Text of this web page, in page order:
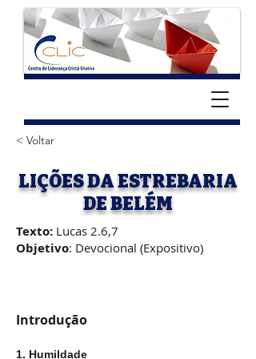
< Voltar
LIÇÕES DA ESTREBARIA
DE BELÉM
Texto: Lucas 2.6,7
Objetivo: Devocional (Expositivo)
Introdução
1. Humildade